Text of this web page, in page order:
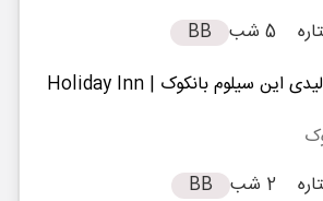
5 شب
BB
این سیلوم بانکوک
| Holiday Inn
2 شب BB